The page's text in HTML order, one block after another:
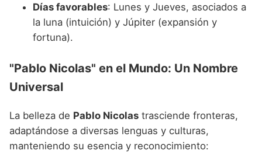
Días favorables: Lunes y Jueves, asociados a
la luna (intuición) y Júpiter (expansión y
fortuna).
"Pablo Nicolas" en el Mundo: Un Nombre
Universal
La belleza de Pablo Nicolas trasciende fronteras,
adaptándose a diversas lenguas y culturas,
manteniendo su esencia y reconocimiento: